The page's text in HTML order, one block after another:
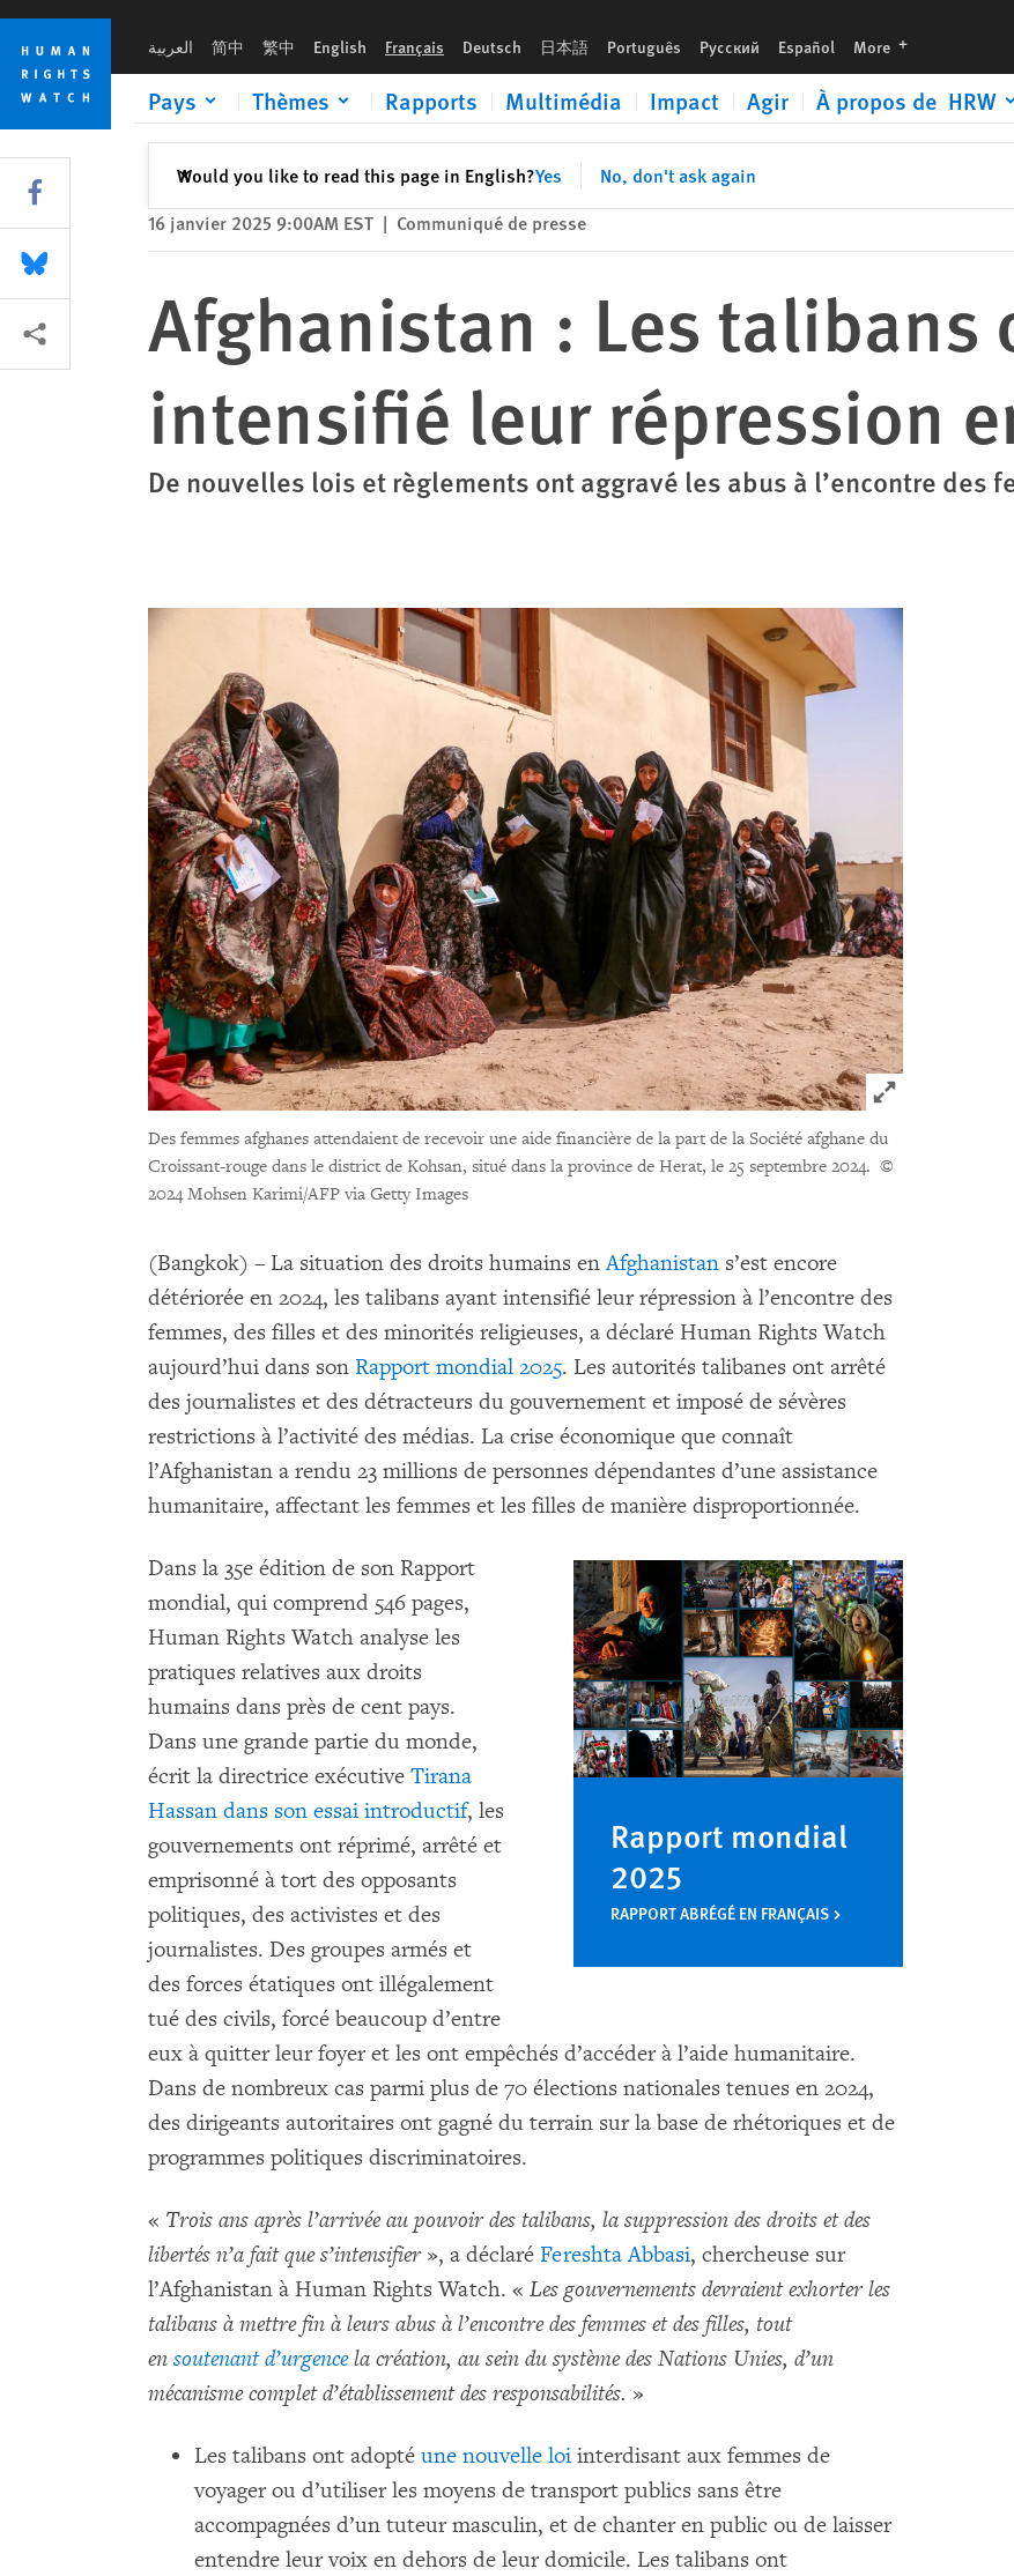
Skip
cookie
privacy
notice
Skip
main
content
العربية 简中 繁中 English Français Deutsch 日本語 Português Русский Español More languages
Pays Thèmes Rapports Multimédia Impact Agir À propos de HRW
Would you like to read this page in English?Yes No, don't ask again
✕Fermer
16 janvier 2025 9:00AM EST | Communiqué de presse
Afghanistan : Les talibans
intensifié leur répression
De nouvelles lois et règlements ont aggravé les abus à l’encontre des
Click to expand
Des femmes afghanes attendaient de recevoir une aide financière de la part de la Société afghane du
Croissant-rouge dans le district de Kohsan, situé dans la province de Herat, le 25 septembre 2024. ©
2024 Mohsen Karimi/AFP via Getty Images
(Bangkok) – La situation des droits humains enAfghanistan s’est encore
détériorée en 2024, les talibans ayant intensifié leur répression à l’encontre des
femmes, des filles et des minorités religieuses, a déclaré Human Rights Watch
aujourd’hui dans son Rapport mondial 2025. Les autorités talibanes ont arrêté
des journalistes et des détracteurs du gouvernement et imposé de sévères
restrictions à l’activité des médias. La crise économique que connaît
l’Afghanistan a rendu 23 millions de personnes dépendantes d’une assistance
humanitaire, affectant les femmes et les filles de manière disproportionnée.
Rapport mondial
2025
RAPPORT ABRÉGÉ EN FRANÇAIS
Dans la 35e édition de son Rapport
mondial, qui comprend 546 pages,
Human Rights Watch analyse les
pratiques relatives aux droits
humains dans près de cent pays.
Dans une grande partie du monde,
écrit la directrice exécutive Tirana
Hassan dans son essai introductif, les
gouvernements ont réprimé, arrêté et
emprisonné à tort des opposants
politiques, des activistes et des
journalistes. Des groupes armés et
des forces étatiques ont illégalement
tué des civils, forcé beaucoup d’entre
eux à quitter leur foyer et les ont empêchés d’accéder à l’aide humanitaire.
Dans de nombreux cas parmi plus de 70 élections nationales tenues en 2024,
des dirigeants autoritaires ont gagné du terrain sur la base de rhétoriques et de
programmes politiques discriminatoires.
« Trois ans après l’arrivée au pouvoir des talibans, la suppression des droits et des
libertés n’a fait que s’intensifier », a déclaré Fereshta Abbasi, chercheuse sur
l’Afghanistan à Human Rights Watch. « Les gouvernements devraient exhorter les
talibans à mettre fin à leurs abus à l’encontre des femmes et des filles, tout
en soutenant d’urgencela création, au sein du système des Nations Unies, d’un
mécanisme complet d’établissement des responsabilités. »
Les talibans ont adopté une nouvelle loi interdisant aux femmes de
voyager ou d’utiliser les moyens de transport publics sans être
accompagnées d’un tuteur masculin, et de chanter en public ou de laisser
entendre leur voix en dehors de leur domicile. Les talibans ont
Share this via Facebook
Share this via Bluesky
Share this via Partagez